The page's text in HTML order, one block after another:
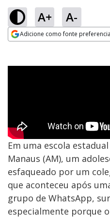
A+ A-
Adicione como fonte
Em uma escola
Manaus (AM), um
esfaqueado por um
que aconteceu após
grupo de WhatsApp,
especialmente porque